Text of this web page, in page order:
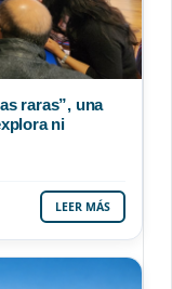
raras”, una
ni
LEER MÁS